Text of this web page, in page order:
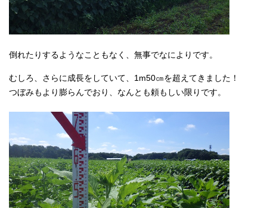
倒れたりするようなこともなく、無事でなによりです。
むしろ、さらに成長をしていて、1m50㎝を超えてきました！
つぼみもより膨らんでおり、なんとも頼もしい限りです。